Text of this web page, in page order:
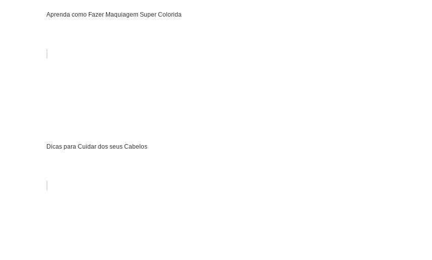
Aprenda como Fazer Maquiagem Super Colorida
Dicas para Cuidar dos seus Cabelos